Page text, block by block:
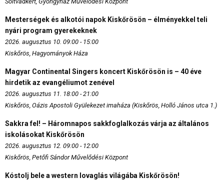
Mesterségek és alkotói napok Kiskőrösön – élményekkel teli
nyári program gyerekeknek
2026. augusztus 10. 09:00 - 15:00
Kiskőrös, Hagyományok Háza
Magyar Continental Singers koncert Kiskőrösön is – 40 éve
hirdetik az evangéliumot zenével
2026. augusztus 11. 18:00 - 21:00
Kiskőrös, Oázis Apostoli Gyülekezet imaháza (Kiskőrös, Holló János utca 1.)
Sakkra fel! – Háromnapos sakkfoglalkozás várja az általános
iskolásokat Kiskőrösön
2026. augusztus 12. 09:00 - 12:00
Kiskőrös, Petőfi Sándor Művelődési Központ
Kóstolj bele a western lovaglás világába Kiskőrösön!